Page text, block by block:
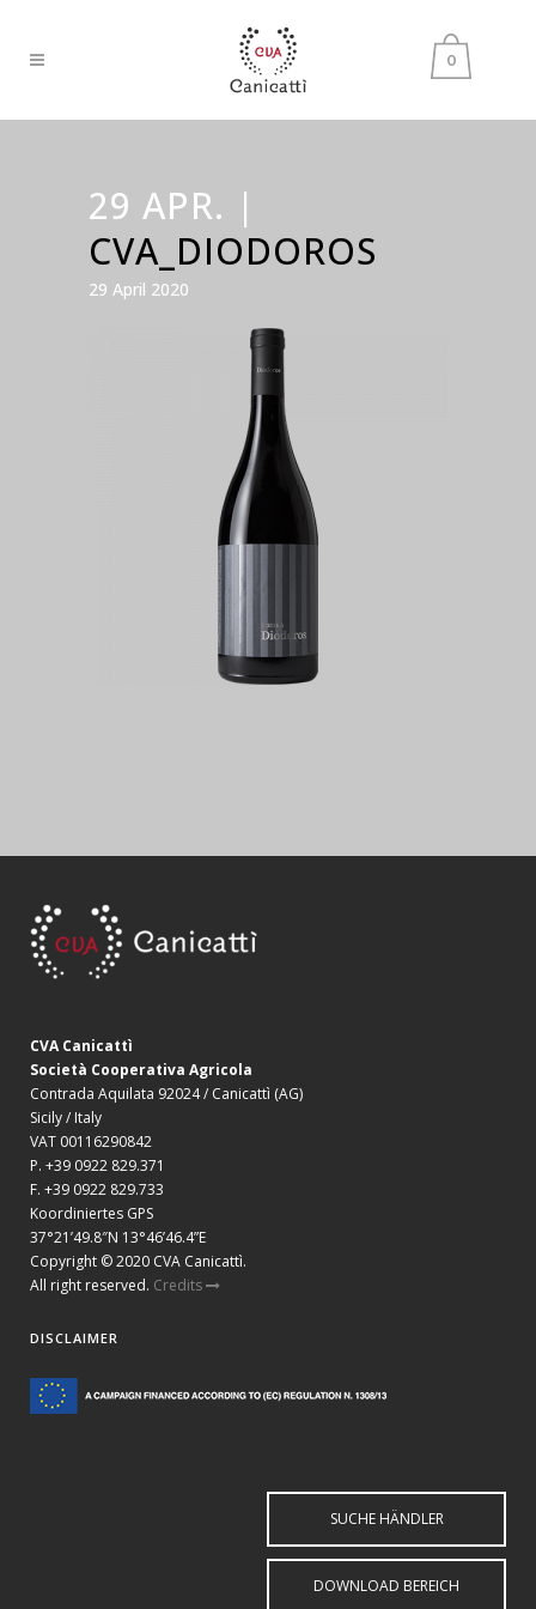
0
29 APR. |
CVA_DIODOROS
29 April 2020
CVA Canicattì
Società Cooperativa Agricola
Contrada Aquilata 92024 / Canicattì (AG)
Sicily / Italy
VAT 00116290842
P. +39 0922 829.371
F. +39 0922 829.733
Koordiniertes GPS
37°21’49.8″N 13°46’46.4”E
Copyright © 2020 CVA Canicattì.
All right reserved. Credits
DISCLAIMER
SUCHE HÄNDLER
DOWNLOAD BEREICH